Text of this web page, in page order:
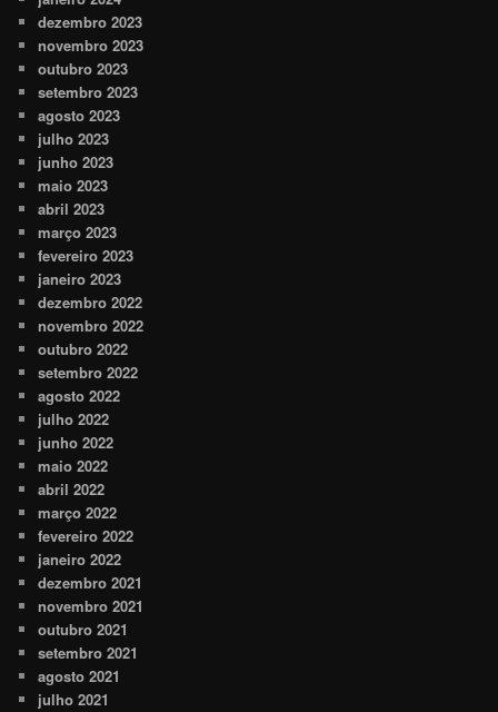
dezembro 2023
novembro 2023
outubro 2023
setembro 2023
agosto 2023
julho 2023
junho 2023
maio 2023
abril 2023
março 2023
fevereiro 2023
janeiro 2023
dezembro 2022
novembro 2022
outubro 2022
setembro 2022
agosto 2022
julho 2022
junho 2022
maio 2022
abril 2022
março 2022
fevereiro 2022
janeiro 2022
dezembro 2021
novembro 2021
outubro 2021
setembro 2021
agosto 2021
julho 2021